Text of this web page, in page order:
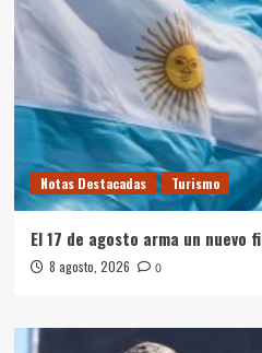
Notas Destacadas Turismo
El 17 de agosto arma un nuevo
8 agosto, 2026 0